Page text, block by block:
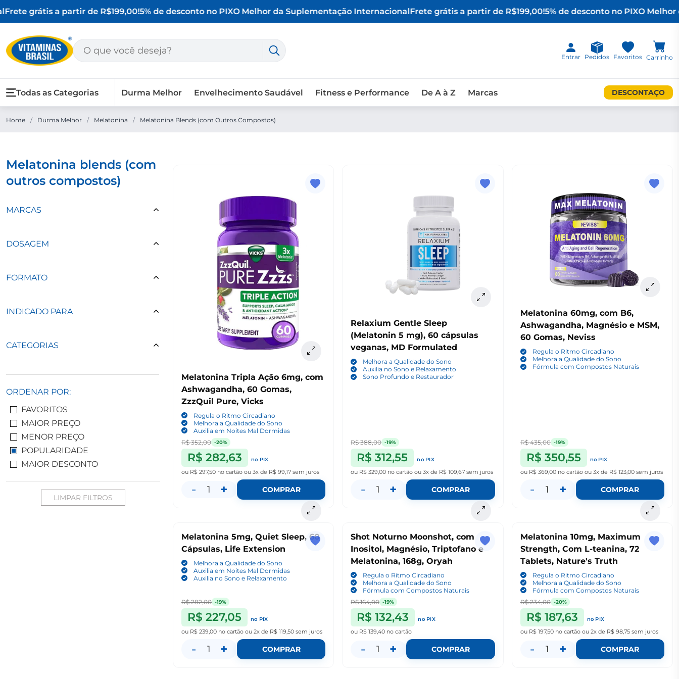
grátis a partir de R$199,00!5% de desconto no PIXO Melhor da Suplementação InternacionalFrete grátis a partir de R$199,00!5% de desconto no PIXO Melhor
Entrar Pedidos Favoritos Carrinho
Todas as Categorias Durma Melhor Envelhecimento Saudável Fitness e Performance De A à Z Marcas DESCONTAÇO
Home / Durma Melhor / Melatonina / Melatonina Blends (com Outros Compostos)
melatonina blends (com
outros compostos)
MARCAS
DOSAGEM
FORMATO
INDICADO PARA
CATEGORIAS
ORDENAR POR:
FAVORITOS
MAIOR PREÇO
MENOR PREÇO
POPULARIDADE
MAIOR DESCONTO
LIMPAR FILTROS
Melatonina Tripla Ação 6mg, com
Ashwagandha, 60 Gomas,
ZzzQuil Pure, Vicks
Regula o Ritmo Circadiano
Melhora a Qualidade do Sono
Auxilia em Noites Mal Dormidas
R$ 352,00 -20%
R$ 282,63
no PIX
ou R$ 297,50 no cartão ou 3x de R$ 99,17 sem juros
- 1 + COMPRAR
Relaxium Gentle Sleep
(Melatonin 5 mg), 60 cápsulas
veganas, MD Formulated
Melhora a Qualidade do Sono
Auxilia no Sono e Relaxamento
Sono Profundo e Restaurador
R$ 388,00 -19%
R$ 312,55
no PIX
ou R$ 329,00 no cartãoou3x de R$ 109,67 sem juros
- 1 + COMPRAR
Melatonina 60mg, com B6,
Ashwagandha, Magnésio e MSM,
60 Gomas, Neviss
Regula o Ritmo Circadiano
Melhora a Qualidade do Sono
Fórmula com Compostos Naturais
R$ 435,00 -19%
R$ 350,55
no PIX
ou R$ 369,00 no cartão ou 3x de R$ 123,00sem juros
- 1 + COMPRAR
Melatonina 5mg, Quiet Sleep, 60
Cápsulas, Life Extension
Melhora a Qualidade do Sono
Auxilia em Noites Mal Dormidas
Auxilia no Sono e Relaxamento
R$ 282,00 -19%
R$ 227,05
no PIX
ou R$ 239,00 no cartão ou 2x de R$ 119,50 sem juros
- 1 + COMPRAR
Shot Noturno Moonshot, com
Inositol, Magnésio, Triptofano e
Melatonina, 168g, Oryah
Regula o Ritmo Circadiano
Melhora a Qualidade do Sono
Fórmula com Compostos Naturais
R$ 164,00 -19%
R$ 132,43
no PIX
ou R$ 139,40 no cartão
- 1 + COMPRAR
Melatonina 10mg, Maximum
Strength, Com L-teanina, 72
Tablets, Nature's Truth
Regula o Ritmo Circadiano
Melhora a Qualidade do Sono
Fórmula com Compostos Naturais
R$ 234,00 -20%
R$ 187,63
no PIX
ou R$ 197,50 no cartão ou 2x de R$ 98,75sem juros
- 1 + COMPRAR